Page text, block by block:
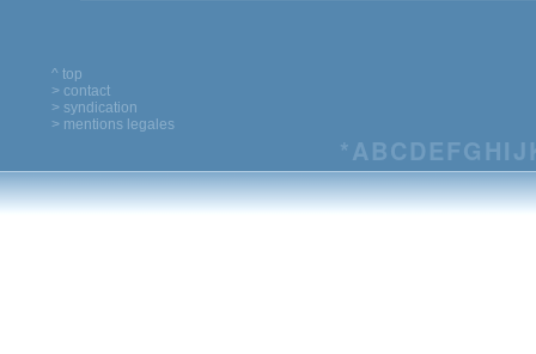
^ top
> contact
> syndication
> mentions legales
*ABCDEFG HIJ